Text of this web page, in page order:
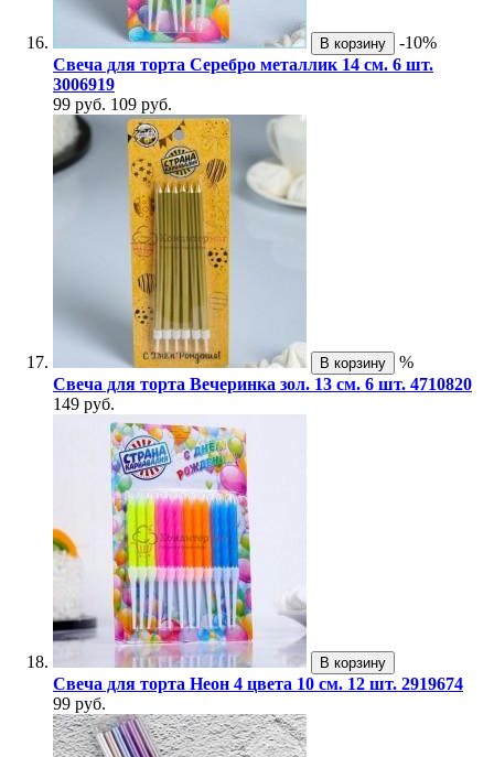
В корзину
-10%
Свеча для торта Серебро металлик 14 см. 6 шт.
3006919
99 руб. 109 руб.
В корзину
%
Свеча для торта Вечеринка зол. 13 см. 6 шт. 4710820
149 руб.
В корзину
Свеча для торта Неон 4 цвета 10 см. 12 шт. 2919674
99 руб.